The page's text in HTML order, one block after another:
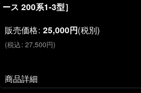
ース 200系1-3型］
販売価格: 25,000円(税別)
(税込: 27,500円)
商品詳細